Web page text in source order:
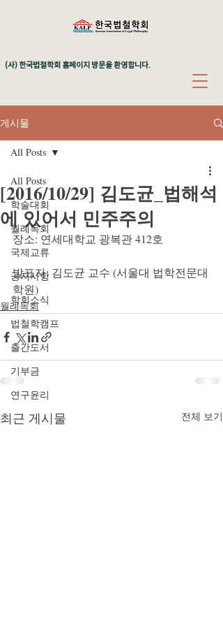
(사) 한국법철학회 홈페이지 방문을 환영합니다.
게시물
All Posts
학술대회
월례독회
국제교류
공지사항
학회소식
법철학캠프
출간도서
기부금
연구윤리
All Posts
[2016/10/29] 김도균_법해석
에 있어서 민주주의
장소: 연세대학교 광복관 412호
발표자: 김도균 교수 (서울대 법학전문대
학원)
월례독회
최근 게시물 전체 보기